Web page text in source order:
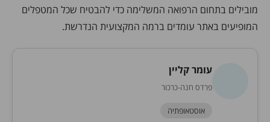
מובילים בתחום הרפואה המשלימה כדי להבטיח שכל המטפלים
המופיעים באתר עומדים ברמה המקצועית הנדרשת.
עומר קליין
פרדס חנה-כרכור
אוסטאופתיה